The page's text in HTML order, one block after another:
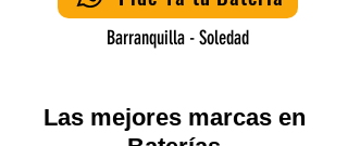
Barranquilla - Soledad
Las mejores marcas en